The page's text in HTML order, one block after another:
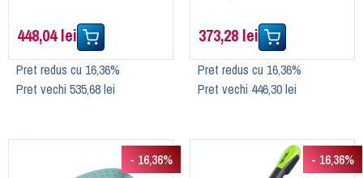
448,04 lei
Pret redus cu 16,36%
Pret vechi 535,68 lei
373,28 lei
Pret redus cu 16,36%
Pret vechi 446,30 lei
- 16,36% - 16,36%